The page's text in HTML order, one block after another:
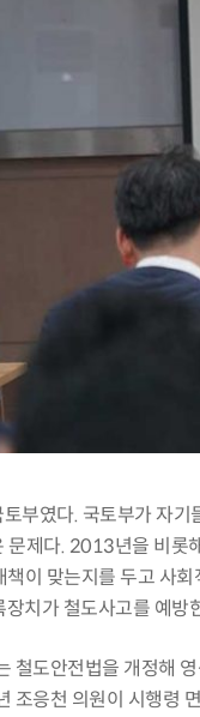
부였다. 국토부가 자기
문제다. 2013년을 비롯
책이 맞는지를 두고 사
장치가 철도사고를 예방
철도안전법을 개정해
조응천 의원이 시행령